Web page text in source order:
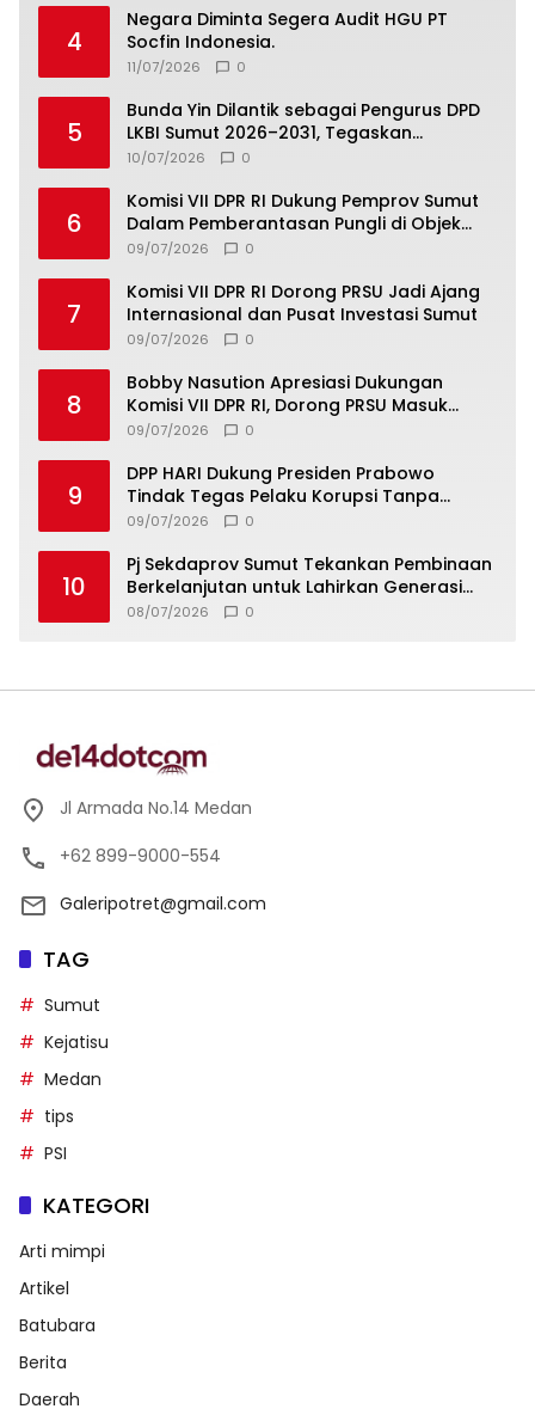
4
Negara Diminta Segera Audit HGU PT
Socfin Indonesia.
11/07/2026 0
5
Bunda Yin Dilantik sebagai Pengurus DPD
LKBI Sumut 2026–2031, Tegaskan
Komitmen Perkuat Toleransi dan
10/07/2026 0
6
Komisi VII DPR RI Dukung Pemprov Sumut
Dalam Pemberantasan Pungli di Objek
Wisata
09/07/2026 0
7
Komisi VII DPR RI Dorong PRSU Jadi Ajang
Internasional dan Pusat Investasi Sumut
09/07/2026 0
8
Bobby Nasution Apresiasi Dukungan
Komisi VII DPR RI, Dorong PRSU Masuk
Kalender Event Nasional
09/07/2026 0
9
DPP HARI Dukung Presiden Prabowo
Tindak Tegas Pelaku Korupsi Tanpa
Tebang Pilih
09/07/2026 0
10
Pj Sekdaprov Sumut Tekankan Pembinaan
Berkelanjutan untuk Lahirkan Generasi
Qurani Berkarakter
08/07/2026 0
Jl Armada No.14 Medan
+62 899-9000-554
Galeripotret@gmail.com
TAG
Sumut
Kejatisu
Medan
tips
PSI
KATEGORI
Arti mimpi
Artikel
Batubara
Berita
Daerah